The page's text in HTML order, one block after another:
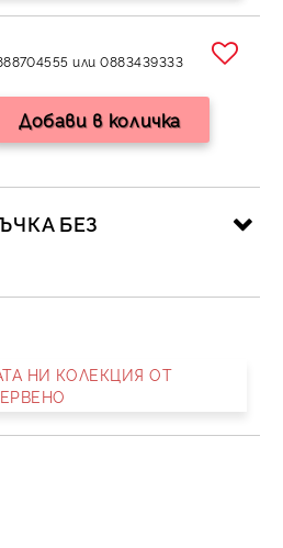
или 0883439333
БЕЗ
в рамките на работния ден.
НИ КОЛЕКЦИЯ ОТ